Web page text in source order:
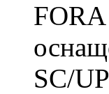
SC/